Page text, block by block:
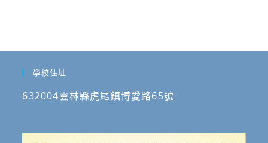
學校住址
632004雲林縣虎尾鎮博愛路65號